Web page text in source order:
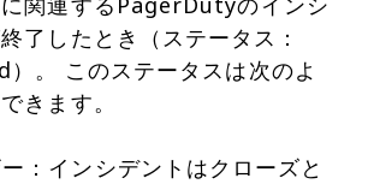
了したとき（ステータス：
）。 このステータスは次のよ
：インシデントはクローズと